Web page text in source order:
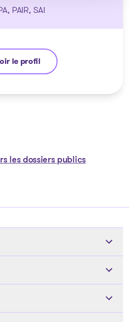
PAIR, SAI
le profilLandry
les dossiers publics